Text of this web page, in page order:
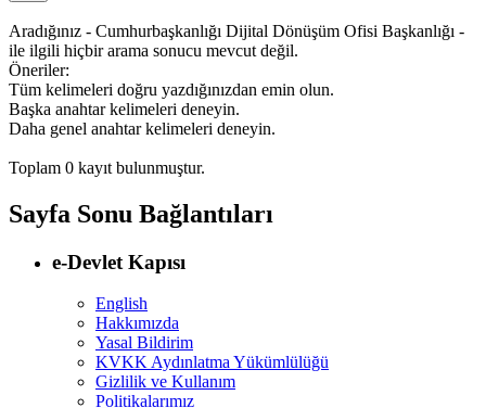
Aradığınız - Cumhurbaşkanlığı Dijital Dönüşüm Ofisi Başkanlığı -
ile ilgili hiçbir arama sonucu mevcut değil.
Öneriler:
Tüm kelimeleri doğru yazdığınızdan emin olun.
Başka anahtar kelimeleri deneyin.
Daha genel anahtar kelimeleri deneyin.
Toplam 0 kayıt bulunmuştur.
Sayfa Sonu Bağlantıları
e-Devlet Kapısı
English
Hakkımızda
Yasal Bildirim
KVKK Aydınlatma Yükümlülüğü
Gizlilik ve Kullanım
Politikalarımız